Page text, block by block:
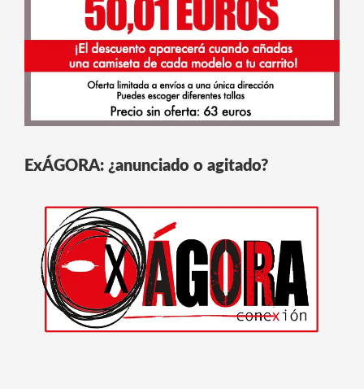
ExÁGORA: ¿anunciado o agitado?